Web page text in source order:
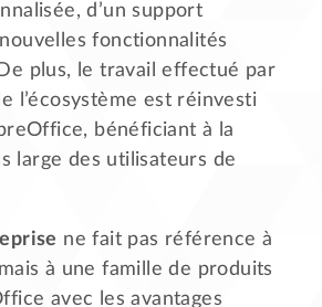
d’un support
fonctionnalités
plus, le travail effectué par
l’écosystème est réinvesti
bénéficiant à la
large des utilisateurs de
ne fait pas référence à
à une famille de produits
avec les avantages